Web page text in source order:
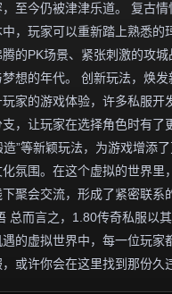
至今仍被津津乐道。 复古
，玩家可以重新踏上熟悉
的PK场景、紧张刺激的攻
想的年代。 创新玩法，焕
家的游戏体验，许多私服
，让玩家在选择角色时有
”等新颖玩法，为游戏增
氛围。在这个虚拟的世界
聚会交流，形成了紧密联
总而言之，1.80传奇私服以
的虚拟世界中，每一位玩
或许你会在这里找到那份久